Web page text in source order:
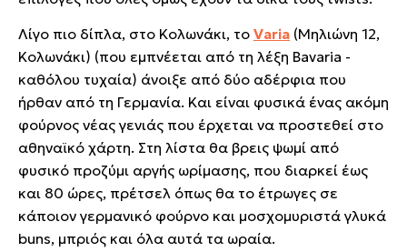
Λίγο πιο δίπλα, στο Κολωνάκι, το Varia (Μηλιώνη 12,
Κολωνάκι) (που εμπνέεται από τη λέξη Bavaria -
καθόλου τυχαία) άνοιξε από δύο αδέρφια που
ήρθαν από τη Γερμανία. Και είναι φυσικά ένας ακόμη
φούρνος νέας γενιάς που έρχεται να προστεθεί στο
αθηναϊκό χάρτη. Στη λίστα θα βρεις ψωμί από
φυσικό προζύμι αργής ωρίμασης, που διαρκεί έως
και 80 ώρες, πρέτσελ όπως θα το έτρωγες σε
κάποιον γερμανικό φούρνο και μοσχομυριστά γλυκά
buns, μπριός και όλα αυτά τα ωραία.